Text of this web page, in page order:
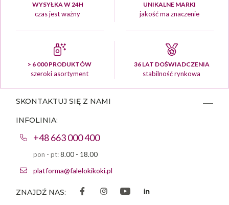
WYSYŁKA W 24H
czas jest ważny
UNIKALNE MARKI
jakość ma znaczenie
> 6 000 PRODUKTÓW
szeroki asortyment
36 LAT DOŚWIADCZENIA
stabilność rynkowa
SKONTAKTUJ SIĘ Z NAMI
INFOLINIA:
+48 663 000 400
pon - pt:8.00 - 18.00
platforma@falelokikoki.pl
ZNAJDŹ NAS: